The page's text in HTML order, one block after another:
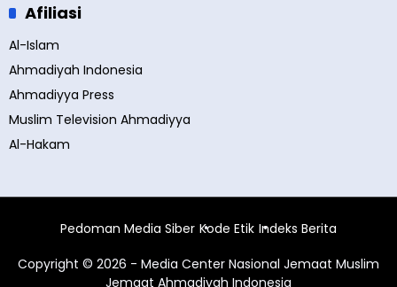
Afiliasi
Al-Islam
Ahmadiyah Indonesia
Ahmadiyya Press
Muslim Television Ahmadiyya
Al-Hakam
Pedoman Media Siber Kode Etik Indeks Berita
Copyright © 2026 - Media Center Nasional Jemaat Muslim
Jemaat Ahmadiyah Indonesia